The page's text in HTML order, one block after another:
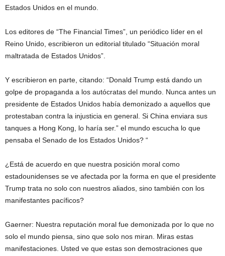
Estados Unidos en el mundo.
Los editores de “The Financial Times”, un periódico líder en el
Reino Unido, escribieron un editorial titulado “Situación moral
maltratada de Estados Unidos”.
Y escribieron en parte, citando: “Donald Trump está dando un
golpe de propaganda a los autócratas del mundo. Nunca antes un
presidente de Estados Unidos había demonizado a aquellos que
protestaban contra la injusticia en general. Si China enviara sus
tanques a Hong Kong, lo haría ser.” el mundo escucha lo que
pensaba el Senado de los Estados Unidos? “
¿Está de acuerdo en que nuestra posición moral como
estadounidenses se ve afectada por la forma en que el presidente
Trump trata no solo con nuestros aliados, sino también con los
manifestantes pacíficos?
Gaerner: Nuestra reputación moral fue demonizada por lo que no
solo el mundo piensa, sino que solo nos miran. Miras estas
manifestaciones. Usted ve que estas son demostraciones que